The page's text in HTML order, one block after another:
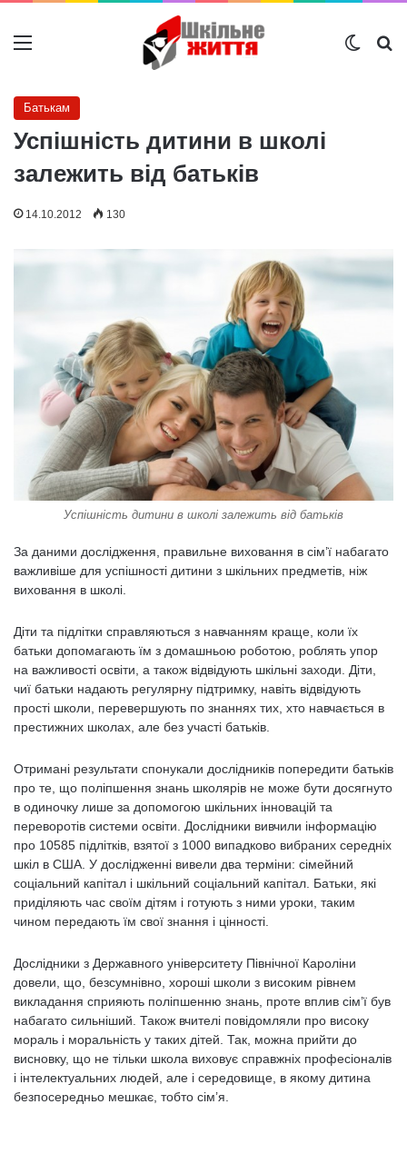
Меню
Батькам
Успішність дитини в школі
залежить від батьків
14.10.2012 130
Успішність дитини в школі залежить від батьків
За даними дослідження, правильне виховання в сім’ї набагато
важливіше для успішності дитини з шкільних предметів, ніж
виховання в школі.
Діти та підлітки справляються з навчанням краще, коли їх
батьки допомагають їм з домашньою роботою, роблять упор
на важливості освіти, а також відвідують шкільні заходи. Діти,
чиї батьки надають регулярну підтримку, навіть відвідують
прості школи, перевершують по знаннях тих, хто навчається в
престижних школах, але без участі батьків.
Отримані результати спонукали дослідників попередити батьків
про те, що поліпшення знань школярів не може бути досягнуто
в одиночку лише за допомогою шкільних інновацій та
переворотів системи освіти. Дослідники вивчили інформацію
про 10585 підлітків, взятої з 1000 випадково вибраних середніх
шкіл в США. У дослідженні вивели два терміни: сімейний
соціальний капітал і шкільний соціальний капітал. Батьки, які
приділяють час своїм дітям і готують з ними уроки, таким
чином передають їм свої знання і цінності.
Дослідники з Державного університету Північної Кароліни
довели, що, безсумнівно, хороші школи з високим рівнем
викладання сприяють поліпшенню знань, проте вплив сім’ї був
набагато сильніший. Також вчителі повідомляли про високу
мораль і моральність у таких дітей. Так, можна прийти до
висновку, що не тільки школа виховує справжніх професіоналів
і інтелектуальних людей, але і середовище, в якому дитина
безпосередньо мешкає, тобто сім’я.